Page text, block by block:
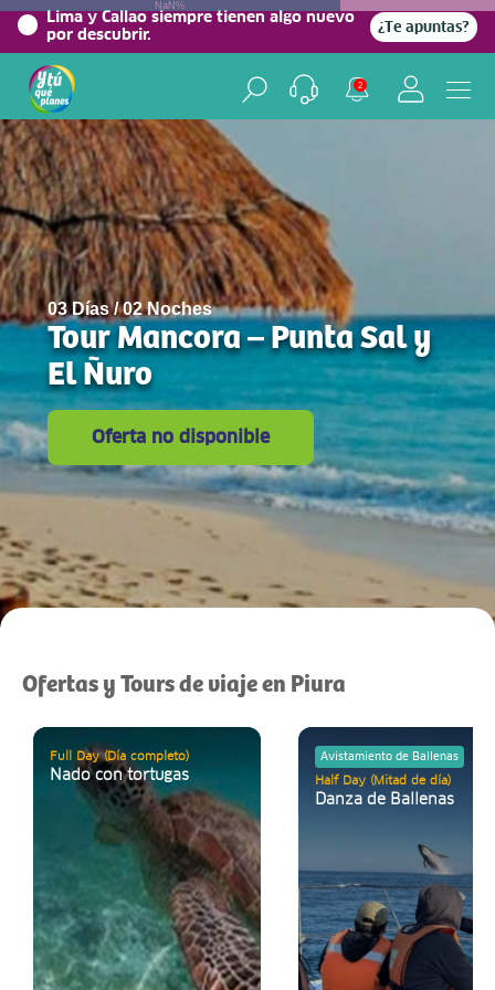
Lima y Callao siempre tienen algo nuevo
por descubrir.
¿Te apuntas?
2
NaN%
03 Días / 02 Noches
Tour Mancora – Punta Sal y
El Ñuro
Oferta no disponible
Ofertas y Tours de viaje en Piura
Full Day (Día completo)
Nado con tortugas
Avistamiento de Ballenas
Half Day (Mitad de día)
Danza de Ballenas